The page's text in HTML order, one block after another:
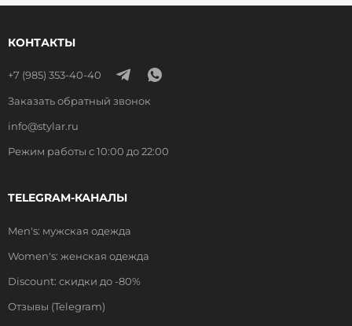
КОНТАКТЫ
+7 (985) 353-40-40
Заказать обратный звонок
info@stylar.ru
Режим работы с 10:00 до 22:00
TELEGRAM-КАНАЛЫ
Men's: мужская одежда
Women's: женская одежда
Discount: скидки до -80%
Отзывы (Telegram)